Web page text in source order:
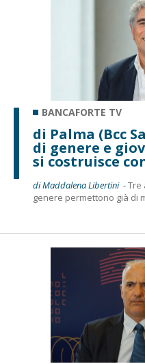
BANCAFORTE TV
di Palma (Bcc
di genere e
si costruisce
di Maddalena Libertini -Tre
genere permettono già di